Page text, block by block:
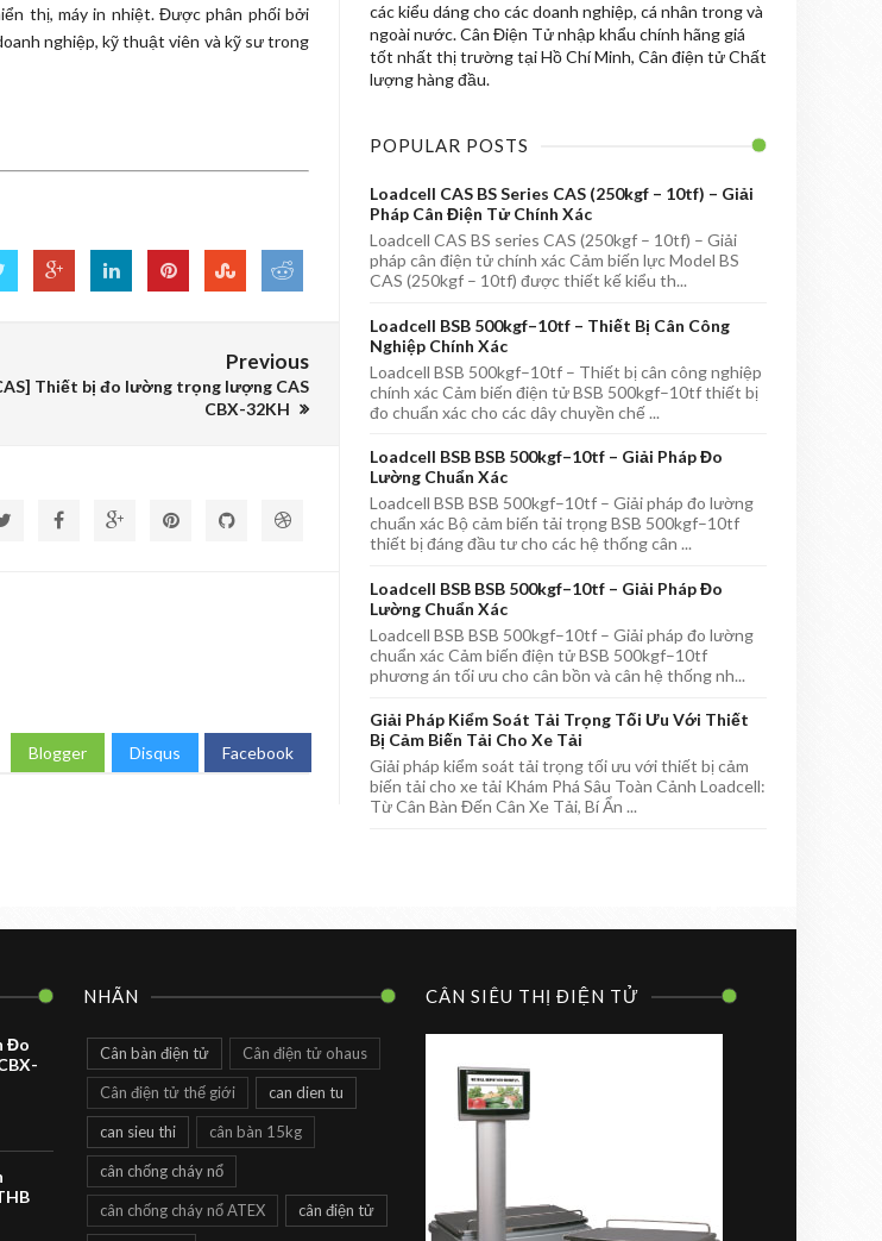
thị, máy in nhiệt. Được phân phối bởi
nghiệp, kỹ thuật viên và kỹ sư trong
Previous
Thiết bị đo lường trọng lượng CAS
CBX-32KH
Blogger Disqus Facebook
các kiểu dáng cho các doanh nghiệp, cá nhân trong và
ngoài nước. Cân Điện Tử nhập khẩu chính hãng giá
tốt nhất thị trường tại Hồ Chí Minh, Cân điện tử Chất
lượng hàng đầu.
POPULAR POSTS
Loadcell CAS BS Series CAS (250kgf – 10tf) – Giải
Pháp Cân Điện Tử Chính Xác
Loadcell CAS BS series CAS (250kgf – 10tf) – Giải
pháp cân điện tử chính xác Cảm biến lực Model BS
CAS (250kgf – 10tf) được thiết kế kiểu th...
Loadcell BSB 500kgf–10tf – Thiết Bị Cân Công
Nghiệp Chính Xác
Loadcell BSB 500kgf–10tf – Thiết bị cân công nghiệp
chính xác Cảm biến điện tử BSB 500kgf–10tf thiết bị
đo chuẩn xác cho các dây chuyền chế ...
Loadcell BSB BSB 500kgf–10tf – Giải Pháp Đo
Lường Chuẩn Xác
Loadcell BSB BSB 500kgf–10tf – Giải pháp đo lường
chuẩn xác Bộ cảm biến tải trọng BSB 500kgf–10tf
thiết bị đáng đầu tư cho các hệ thống cân ...
Loadcell BSB BSB 500kgf–10tf – Giải Pháp Đo
Lường Chuẩn Xác
Loadcell BSB BSB 500kgf–10tf – Giải pháp đo lường
chuẩn xác Cảm biến điện tử BSB 500kgf–10tf
phương án tối ưu cho cân bồn và cân hệ thống nh...
Giải Pháp Kiểm Soát Tải Trọng Tối Ưu Với Thiết
Bị Cảm Biến Tải Cho Xe Tải
Giải pháp kiểm soát tải trọng tối ưu với thiết bị cảm
biến tải cho xe tải Khám Phá Sâu Toàn Cảnh Loadcell:
Từ Cân Bàn Đến Cân Xe Tải, Bí Ẩn ...
Đo
NHÃN
Cân bàn điện tử Cân điện tử ohaus
Cân điện tử thế giới can dien tu
can sieu thi cân bàn 15kg
cân chống cháy nổ
cân chống cháy nổ ATEX cân điện tử
CÂN SIÊU THỊ ĐIỆN TỬ